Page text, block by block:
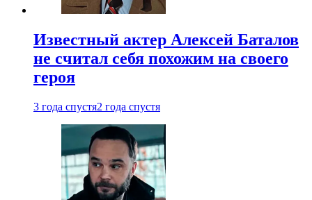
Известный актер Алексей Баталов
не считал себя похожим на своего
героя
3 года спустя2 года спустя